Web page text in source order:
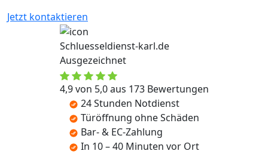
Jetzt kontaktieren
Schluesseldienst-karl.de
Ausgezeichnet
4,9 von 5,0 aus 173 Bewertungen
24 Stunden Notdienst
Türöffnung ohne Schäden
Bar- & EC-Zahlung
In 10 – 40 Minuten vor Ort